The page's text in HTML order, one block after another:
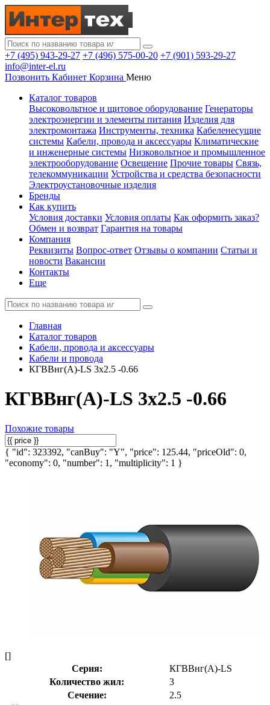
+7 (495) 943-29-27 +7 (496) 575-00-20 +7 (901) 593-29-27
info@inter-el.ru
Позвонить Кабинет Корзина Меню
Каталог товаров
Высоковольтное и щитовое оборудование Генераторы
электроэнергии и элементы питания Изделия для
электромонтажа Инструменты, техника Кабеленесущие
системы Кабели, провода и аксессуары Климатические
и инженерные системы Низковольтное и промышленное
электрооборудование Освещение Прочие товары Связь,
телекоммуникации Устройства и средства безопасности
Электроустановочные изделия
Бренды
Как купить
Условия доставки Условия оплаты Как оформить заказ?
Обмен и возврат Гарантия на товары
Компания
Реквизиты Вопрос-ответ Отзывы о компании Статьи и
новости Вакансии
Контакты
Еще
Главная
Каталог товаров
Кабели, провода и аксессуары
Кабели и провода
КГВВнг(А)-LS 3х2.5 -0.66
КГВВнг(А)-LS 3х2.5 -0.66
Похожие товары
{ "id": 323392, "canBuy": "Y", "price": 125.44, "priceOld": 0,
"economy": 0, "number": 1, "multiplicity": 1 }
[]
Серия:
КГВВнг(А)-LS
Количество жил:
3
Сечение:
2.5